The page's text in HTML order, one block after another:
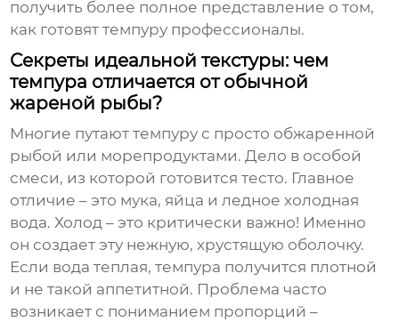
получить более полное представление о том,
как готовяттемпуру профессионалы.
Секреты идеальной текстуры: чем
темпура отличается от обычной
жареной рыбы?
Многие путаюттемпуру с просто обжаренной
рыбой или морепродуктами. Дело в особой
смеси, из которой готовится тесто. Главное
отличие – это мука, яйца и ледное холодная
вода. Холод – это критически важно! Именно
он создает эту нежную, хрустящую оболочку.
Если вода теплая,темпура получится плотной
и не такой аппетитной. Проблема часто
возникает с пониманием пропорций –